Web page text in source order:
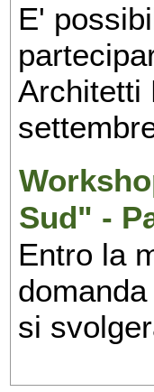
E'
Architetti
Sud" -
Entro la
si